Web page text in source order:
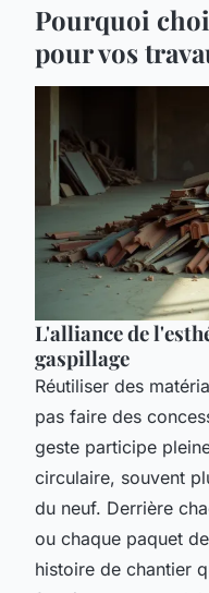
Pourquoi
pour vos
L'alliance de
gaspillage
Réutiliser des
pas faire des
geste participe
circulaire, souvent
du neuf. Derrière
ou chaque paquet
histoire de chantier